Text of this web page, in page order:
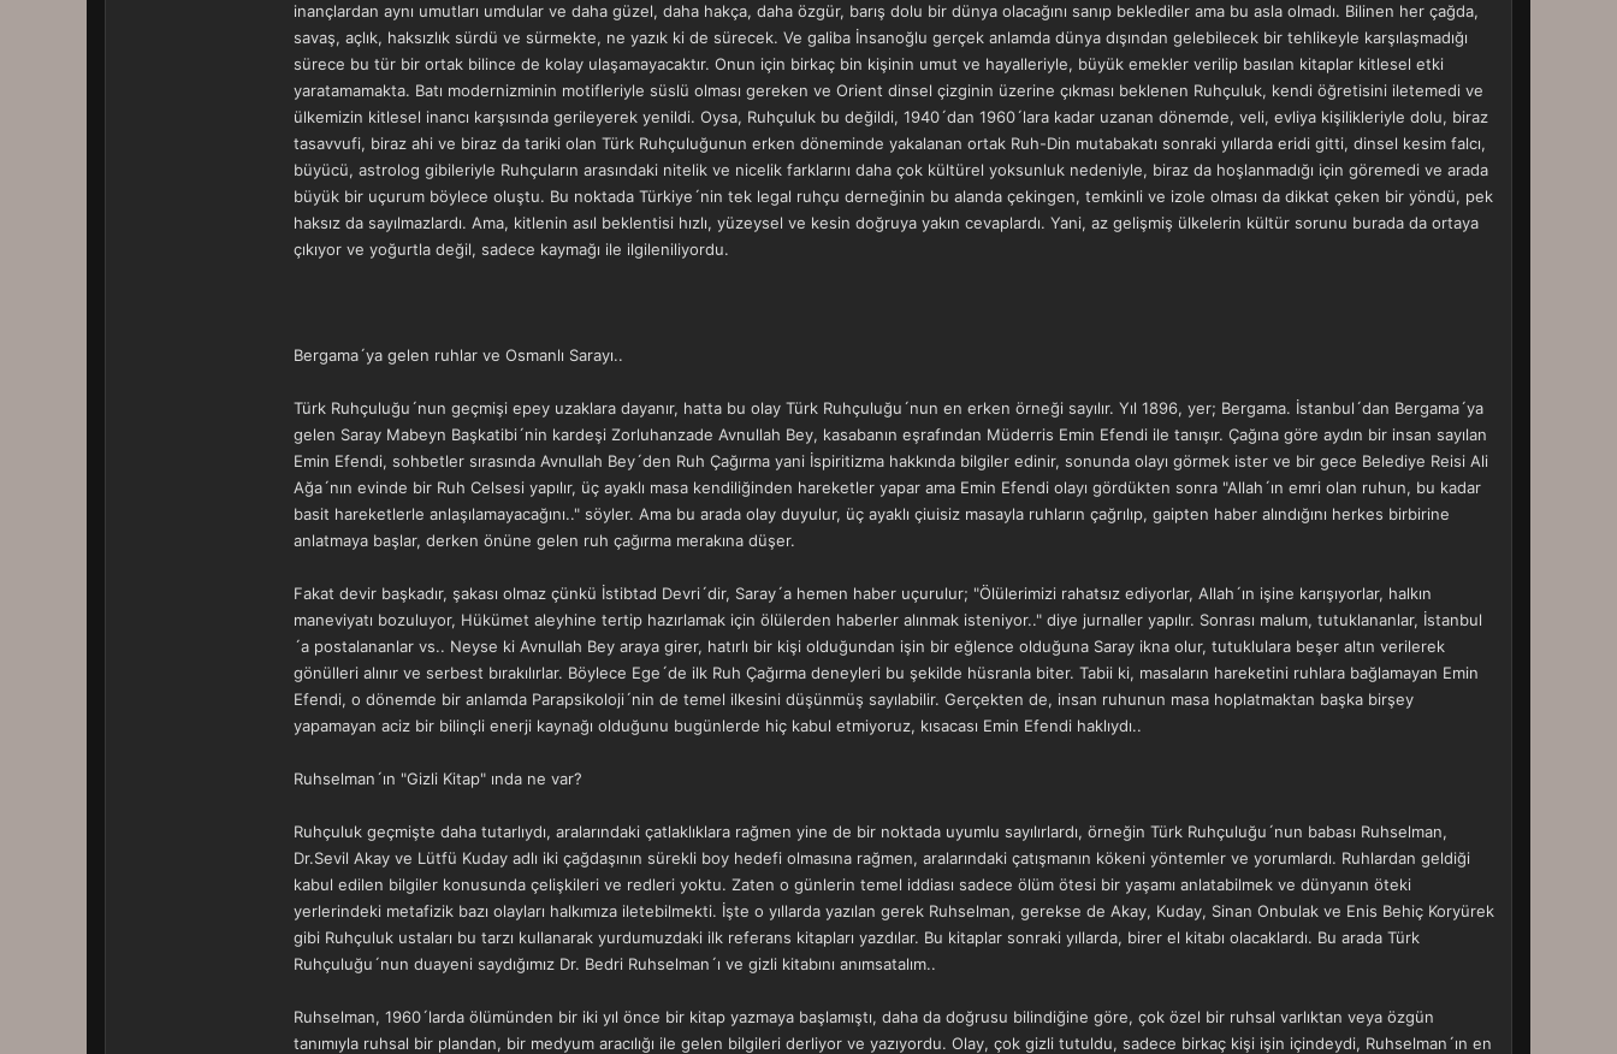
inançlardan aynı umutları umdular ve daha güzel, daha hakça, daha özgür, barış dolu bir dünya olacağını sanıp beklediler ama bu asla olmadı. Bilinen her çağda,
savaş, açlık, haksızlık sürdü ve sürmekte, ne yazık ki de sürecek. Ve galiba İnsanoğlu gerçek anlamda dünya dışından gelebilecek bir tehlikeyle karşılaşmadığı
sürece bu tür bir ortak bilince de kolay ulaşamayacaktır. Onun için birkaç bin kişinin umut ve hayalleriyle, büyük emekler verilip basılan kitaplar kitlesel etki
yaratamamakta. Batı modernizminin motifleriyle süslü olması gereken ve Orient dinsel çizginin üzerine çıkması beklenen Ruhçuluk, kendi öğretisini iletemedi ve
ülkemizin kitlesel inancı karşısında gerileyerek yenildi. Oysa, Ruhçuluk bu değildi, 1940´dan 1960´lara kadar uzanan dönemde, veli, evliya kişilikleriyle dolu, biraz
tasavvufi, biraz ahi ve biraz da tariki olan Türk Ruhçuluğunun erken döneminde yakalanan ortak Ruh-Din mutabakatı sonraki yıllarda eridi gitti, dinsel kesim falcı,
büyücü, astrolog gibileriyle Ruhçuların arasındaki nitelik ve nicelik farklarını daha çok kültürel yoksunluk nedeniyle, biraz da hoşlanmadığı için göremedi ve arada
büyük bir uçurum böylece oluştu. Bu noktada Türkiye´nin tek legal ruhçu derneğinin bu alanda çekingen, temkinli ve izole olması da dikkat çeken bir yöndü, pek
haksız da sayılmazlardı. Ama, kitlenin asıl beklentisi hızlı, yüzeysel ve kesin doğruya yakın cevaplardı. Yani, az gelişmiş ülkelerin kültür sorunu burada da ortaya
çıkıyor ve yoğurtla değil, sadece kaymağı ile ilgileniliyordu.
Bergama´ya gelen ruhlar ve Osmanlı Sarayı..
Türk Ruhçuluğu´nun geçmişi epey uzaklara dayanır, hatta bu olay Türk Ruhçuluğu´nun en erken örneği sayılır. Yıl 1896, yer; Bergama. İstanbul´dan Bergama´ya
gelen Saray Mabeyn Başkatibi´nin kardeşi Zorluhanzade Avnullah Bey, kasabanın eşrafından Müderris Emin Efendi ile tanışır. Çağına göre aydın bir insan sayılan
Emin Efendi, sohbetler sırasında Avnullah Bey´den Ruh Çağırma yani İspiritizma hakkında bilgiler edinir, sonunda olayı görmek ister ve bir gece Belediye Reisi Ali
Ağa´nın evinde bir Ruh Celsesi yapılır, üç ayaklı masa kendiliğinden hareketler yapar ama Emin Efendi olayı gördükten sonra "Allah´ın emri olan ruhun, bu kadar
basit hareketlerle anlaşılamayacağını.." söyler. Ama bu arada olay duyulur, üç ayaklı çiuisiz masayla ruhların çağrılıp, gaipten haber alındığını herkes birbirine
anlatmaya başlar, derken önüne gelen ruh çağırma merakına düşer.
Fakat devir başkadır, şakası olmaz çünkü İstibtad Devri´dir, Saray´a hemen haber uçurulur; "Ölülerimizi rahatsız ediyorlar, Allah´ın işine karışıyorlar, halkın
maneviyatı bozuluyor, Hükümet aleyhine tertip hazırlamak için ölülerden haberler alınmak isteniyor.." diye jurnaller yapılır. Sonrası malum, tutuklananlar, İstanbul
´a postalananlar vs.. Neyse ki Avnullah Bey araya girer, hatırlı bir kişi olduğundan işin bir eğlence olduğuna Saray ikna olur, tutuklulara beşer altın verilerek
gönülleri alınır ve serbest bırakılırlar. Böylece Ege´de ilk Ruh Çağırma deneyleri bu şekilde hüsranla biter. Tabii ki, masaların hareketini ruhlara bağlamayan Emin
Efendi, o dönemde bir anlamda Parapsikoloji´nin de temel ilkesini düşünmüş sayılabilir. Gerçekten de, insan ruhunun masa hoplatmaktan başka birşey
yapamayan aciz bir bilinçli enerji kaynağı olduğunu bugünlerde hiç kabul etmiyoruz, kısacası Emin Efendi haklıydı..
Ruhselman´ın "Gizli Kitap" ında ne var?
Ruhçuluk geçmişte daha tutarlıydı, aralarındaki çatlaklıklara rağmen yine de bir noktada uyumlu sayılırlardı, örneğin Türk Ruhçuluğu´nun babası Ruhselman,
Dr.Sevil Akay ve Lütfü Kuday adlı iki çağdaşının sürekli boy hedefi olmasına rağmen, aralarındaki çatışmanın kökeni yöntemler ve yorumlardı. Ruhlardan geldiği
kabul edilen bilgiler konusunda çelişkileri ve redleri yoktu. Zaten o günlerin temel iddiası sadece ölüm ötesi bir yaşamı anlatabilmek ve dünyanın öteki
yerlerindeki metafizik bazı olayları halkımıza iletebilmekti. İşte o yıllarda yazılan gerek Ruhselman, gerekse de Akay, Kuday, Sinan Onbulak ve Enis Behiç Koryürek
gibi Ruhçuluk ustaları bu tarzı kullanarak yurdumuzdaki ilk referans kitapları yazdılar. Bu kitaplar sonraki yıllarda, birer el kitabı olacaklardı. Bu arada Türk
Ruhçuluğu´nun duayeni saydığımız Dr. Bedri Ruhselman´ı ve gizli kitabını anımsatalım..
Ruhselman, 1960´larda ölümünden bir iki yıl önce bir kitap yazmaya başlamıştı, daha da doğrusu bilindiğine göre, çok özel bir ruhsal varlıktan veya özgün
tanımıyla ruhsal bir plandan, bir medyum aracılığı ile gelen bilgileri derliyor ve yazıyordu. Olay, çok gizli tutuldu, sadece birkaç kişi işin içindeydi, Ruhselman´ın en